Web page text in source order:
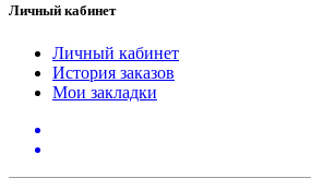
Личный кабинет
Личный кабинет
История заказов
Мои закладки